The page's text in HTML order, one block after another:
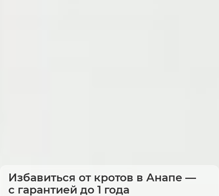
Избавиться от кротов в Анапе —
с гарантией до 1 года